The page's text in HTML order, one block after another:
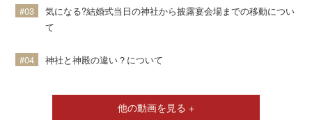
#03
気になる?結婚式当日の神社から披露宴会場までの移動につい
て
#04 神社と神殿の違い？について
他の動画を見る +